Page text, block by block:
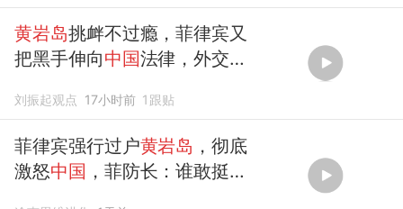
黄岩岛挑衅不过瘾，菲律宾又
把黑手伸向中国法律，外交部
刘振起观点 17小时前 1 跟贴
菲律宾强行过户黄岩岛 ，彻底
激怒中国 ，菲防长：谁敢挺